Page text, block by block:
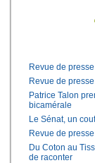
Revue de
Revue de
Patrice Talon
bicamérale
Le Sénat, un
Revue de
Du Coton au
de raconter